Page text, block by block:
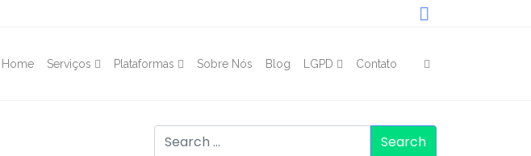
Home Serviços Plataformas Sobre Nós Blog LGPD Contato